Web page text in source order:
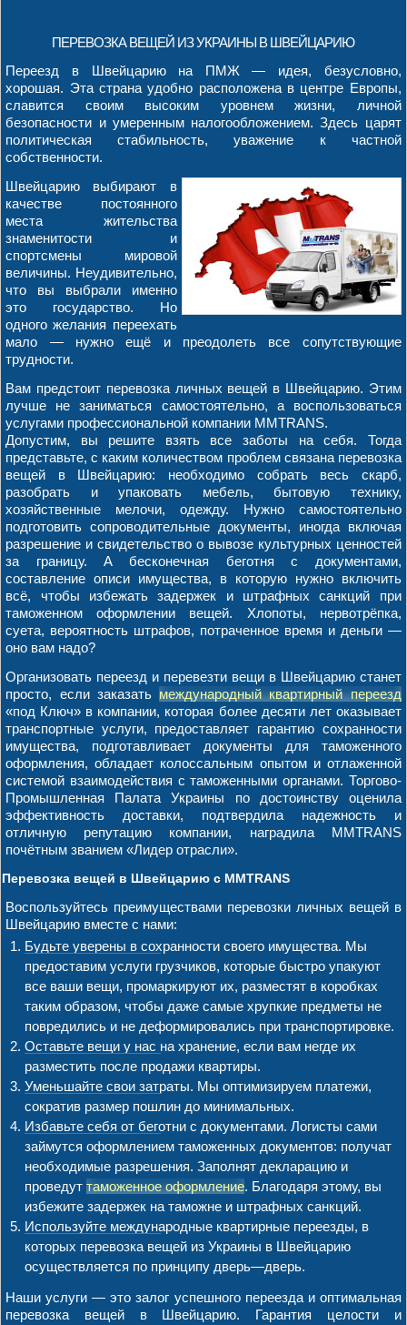
ПЕРЕВОЗКА ВЕЩЕЙ ИЗ УКРАИНЫ В ШВЕЙЦАРИЮ
Переезд в Швейцарию на ПМЖ — идея, безусловно,
хорошая. Эта страна удобно расположена в центре Европы,
славится своим высоким уровнем жизни, личной
безопасности и умеренным налогообложением. Здесь царят
политическая стабильность, уважение к частной
собственности.
Швейцарию выбирают в
качестве постоянного
места жительства
знаменитости и
спортсмены мировой
величины. Неудивительно,
что вы выбрали именно
это государство. Но
одного желания переехать
мало — нужно ещё и преодолеть все сопутствующие
трудности.
Вам предстоит перевозка личных вещей в Швейцарию. Этим
лучше не заниматься самостоятельно, а воспользоваться
услугами профессиональной компании MMTRANS.
Допустим, вы решите взять все заботы на себя. Тогда
представьте, с каким количеством проблем связана перевозка
вещей в Швейцарию: необходимо собрать весь скарб,
разобрать и упаковать мебель, бытовую технику,
хозяйственные мелочи, одежду. Нужно самостоятельно
подготовить сопроводительные документы, иногда включая
разрешение и свидетельство о вывозе культурных ценностей
за границу. А бесконечная беготня с документами,
составление описи имущества, в которую нужно включить
всё, чтобы избежать задержек и штрафных санкций при
таможенном оформлении вещей. Хлопоты, нервотрёпка,
суета, вероятность штрафов, потраченное время и деньги —
оно вам надо?
Организовать переезд и перевезти вещи в Швейцарию станет
просто, если заказать международный квартирный переезд
«под Ключ» в компании, которая более десяти лет оказывает
транспортные услуги, предоставляет гарантию сохранности
имущества, подготавливает документы для таможенного
оформления, обладает колоссальным опытом и отлаженной
системой взаимодействия с таможенными органами. Торгово-
Промышленная Палата Украины по достоинству оценила
эффективность доставки, подтвердила надежность и
отличную репутацию компании, наградила MMTRANS
почётным званием «Лидер отрасли».
Перевозка вещей в Швейцарию с MMTRANS
Воспользуйтесь преимуществами перевозки личных вещей в
Швейцарию вместе с нами:
Будьте уверены в сохранности своего имущества. Мы
предоставим услуги грузчиков, которые быстро упакуют
все ваши вещи, промаркируют их, разместят в коробках
таким образом, чтобы даже самые хрупкие предметы не
повредились и не деформировались при транспортировке.
Оставьте вещи у нас на хранение, если вам негде их
разместить после продажи квартиры.
Уменьшайте свои затраты. Мы оптимизируем платежи,
сократив размер пошлин до минимальных.
Избавьте себя от беготни с документами. Логисты сами
займутся оформлением таможенных документов: получат
необходимые разрешения. Заполнят декларацию и
проведуттаможенное оформление. Благодаря этому, вы
избежите задержек на таможне и штрафных санкций.
Используйте международные квартирные переезды, в
которых перевозка вещей из Украины в Швейцарию
осуществляется по принципу дверь—дверь.
Наши услуги — это залог успешного переезда и оптимальная
перевозка вещей в Швейцарию. Гарантия целости и